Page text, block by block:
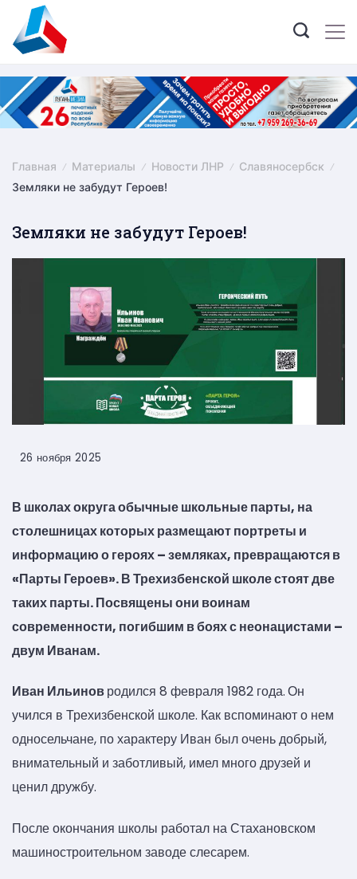
content
Главная Материалы Новости ЛНР
Славяносербск
Земляки не забудут Героев!
Земляки не забудут Героев!
26 ноября 2025
В школах округа обычные школьные парты, на
столешницах которых размещают портреты и
информацию о героях – земляках, превращаются в
«Парты Героев». В Трехизбенской школе стоят две
таких парты. Посвящены они воинам
современности, погибшим в боях с неонацистами –
двум Иванам.
Иван Ильиновродился 8 февраля 1982 года.Он
учился в Трехизбенской школе. Как вспоминают о нем
односельчане, по характеру Иван был очень добрый,
внимательный и заботливый, имел много друзей и
ценил дружбу.
После окончания школы работал на Стахановском
машиностроительном заводе слесарем.